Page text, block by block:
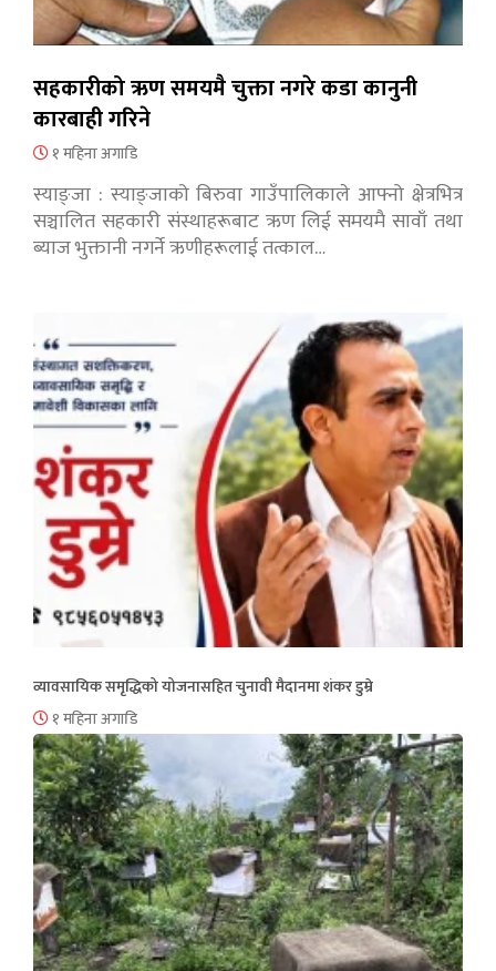
सहकारीको ऋण समयमै चुक्ता नगरे कडा कानुनी
कारबाही गरिने
१ महिना अगाडि
स्याङ्जा : स्याङ्जाको बिरुवा गाउँपालिकाले आफ्नो क्षेत्रभित्र
सञ्चालित सहकारी संस्थाहरूबाट ऋण लिई समयमै सावाँ तथा
ब्याज भुक्तानी नगर्ने ऋणीहरूलाई तत्काल…
व्यावसायिक समृद्धिको योजनासहित चुनावी मैदानमा शंकर डुम्रे
१ महिना अगाडि